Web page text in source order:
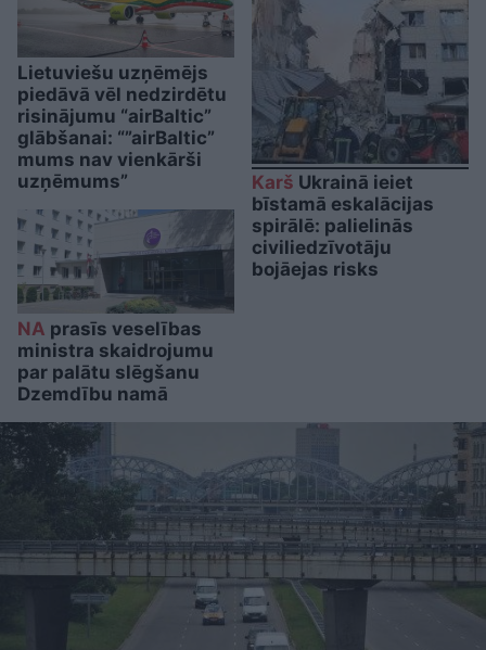
Lietuviešu uzņēmējs
piedāvā vēl nedzirdētu
risinājumu “airBaltic”
glābšanai: “”airBaltic”
mums nav vienkārši
uzņēmums”
NA prasīs veselības
ministra skaidrojumu
par palātu slēgšanu
Dzemdību namā
Karš Ukrainā ieiet
bīstamā eskalācijas
spirālē: palielinās
civiliedzīvotāju
bojāejas risks